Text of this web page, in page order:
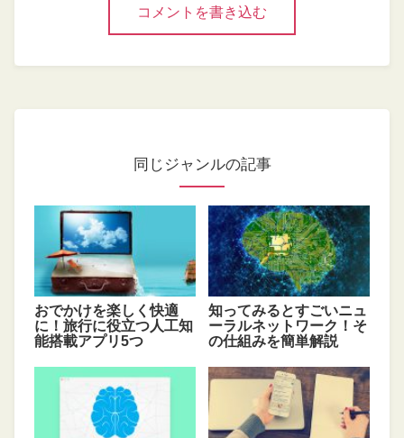
コメントを書き込む
同じジャンルの記事
おでかけを楽しく快適
に！旅行に役立つ人工知
能搭載アプリ5つ
知ってみるとすごいニュ
ーラルネットワーク！そ
の仕組みを簡単解説